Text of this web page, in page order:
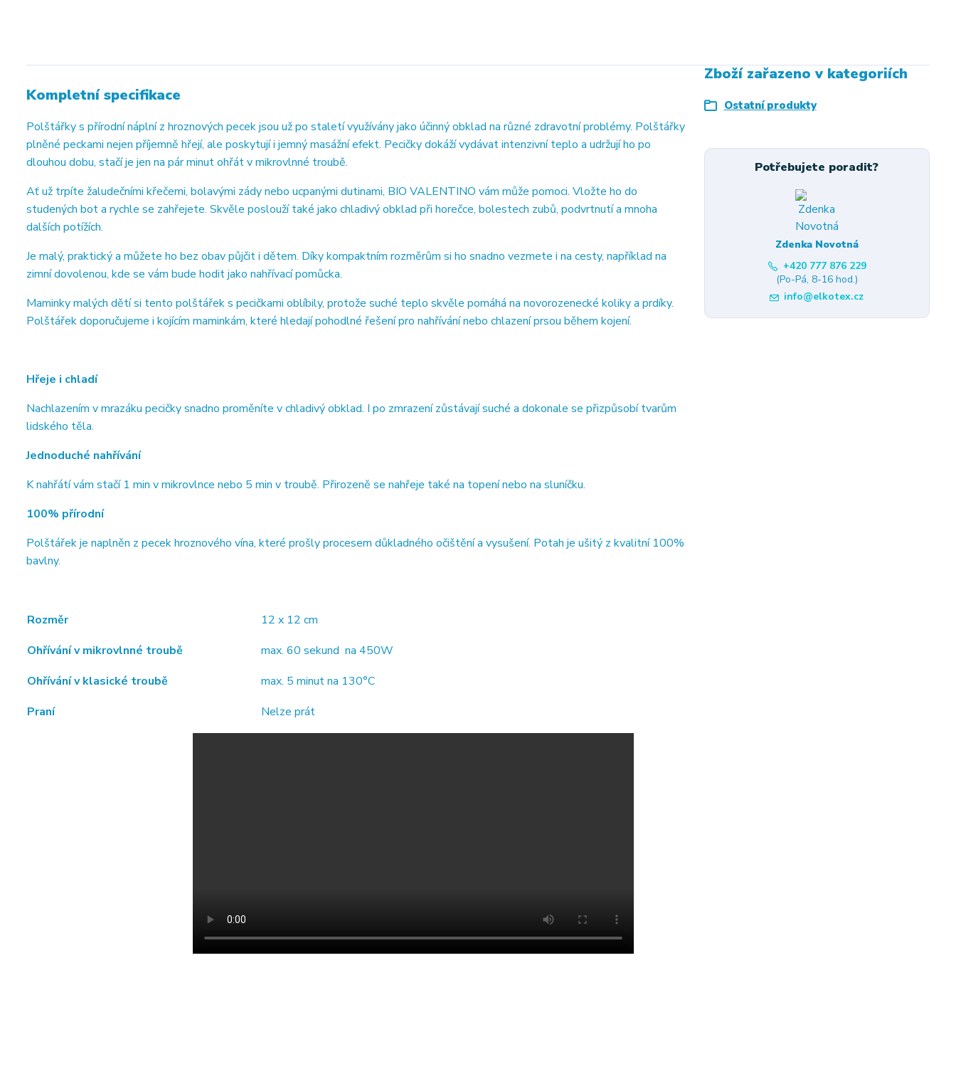
Kompletní specifikace
Polštářky s přírodní náplní z hroznových pecek jsou už po staletí využívány jako účinný obklad na různé zdravotní problémy. Polštářky
plněné peckami nejen příjemně hřejí, ale poskytují i jemný masážní efekt. Pecičky dokáží vydávat intenzivní teplo a udržují ho po
dlouhou dobu, stačí je jen na pár minut ohřát v mikrovlnné troubě.
Ať už trpíte žaludečními křečemi, bolavými zády nebo ucpanými dutinami, BIO VALENTINO vám může pomoci. Vložte ho do
studených bot a rychle se zahřejete. Skvěle poslouží také jako chladivý obklad při horečce, bolestech zubů, podvrtnutí a mnoha
dalších potížích.
Je malý, praktický a můžete ho bez obav půjčit i dětem. Díky kompaktním rozměrům si ho snadno vezmete i na cesty, například na
zimní dovolenou, kde se vám bude hodit jako nahřívací pomůcka.
Maminky malých dětí si tento polštářek s pecičkami oblíbily, protože suché teplo skvěle pomáhá na novorozenecké koliky a prdíky.
Polštářek doporučujeme i kojícím maminkám, které hledají pohodlné řešení pro nahřívání nebo chlazení prsou během kojení.
Hřeje i chladí
Nachlazením v mrazáku pecičky snadno proměníte v chladivý obklad. I po zmrazení zůstávají suché a dokonale se přizpůsobí tvarům
lidského těla.
Jednoduché nahřívání
K nahřátí vám stačí 1 min v mikrovlnce nebo 5 min v troubě. Přirozeně se nahřeje také na topení nebo na sluníčku.
100% přírodní
Polštářek je naplněn z pecek hroznového vína, které prošly procesem důkladného očištění a vysušení. Potah je ušitý z kvalitní 100%
bavlny.
Rozměr
12 x 12 cm
Ohřívání v mikrovlnné troubě
max. 60 sekund na 450W
Ohřívání v klasické troubě
max. 5 minut na 130°C
Praní
Nelze prát
Zboží zařazeno v kategoriích
Ostatní produkty
Potřebujete poradit?
Zdenka Novotná
+420 777 876 229
(Po-Pá, 8-16 hod.)
info@elkotex.cz